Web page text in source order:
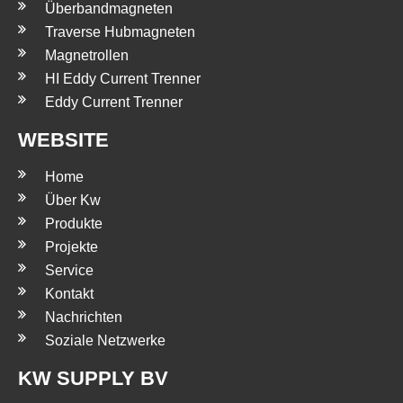
Überbandmagneten
Traverse Hubmagneten
Magnetrollen
HI Eddy Current Trenner
Eddy Current Trenner
WEBSITE
Home
Über Kw
Produkte
Projekte
Service
Kontakt
Nachrichten
Soziale Netzwerke
KW SUPPLY BV